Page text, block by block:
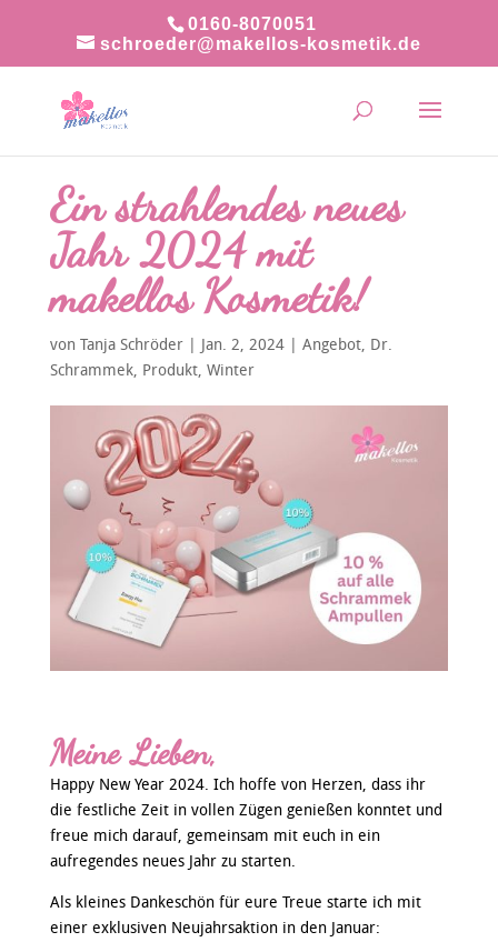
0160-8070051
schroeder@makellos-kosmetik.de
Ein strahlendes neues
Jahr 2024 mit
makellos Kosmetik!
von Tanja Schröder| Jan. 2, 2024| Angebot, Dr.
Schrammek, Produkt, Winter
Meine Lieben,
Happy New Year 2024. Ich hoffe von Herzen, dass ihr
die festliche Zeit in vollen Zügen genießen konntet und
freue mich darauf, gemeinsam mit euch in ein
aufregendes neues Jahr zu starten.
Als kleines Dankeschön für eure Treue starte ich mit
einer exklusiven Neujahrsaktion in den Januar: